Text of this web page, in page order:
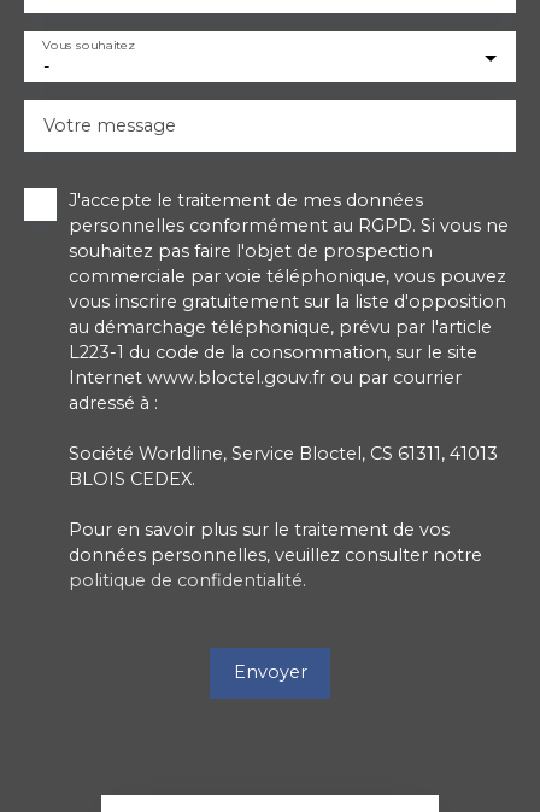
-
Vous souhaitez
Votre message
J'accepte le traitement de mes données
personnelles conformément au RGPD. Si vous ne
souhaitez pas faire l'objet de prospection
commerciale par voie téléphonique, vous pouvez
vous inscrire gratuitement sur la liste d'opposition
au démarchage téléphonique, prévu par l'article
L223-1 du code de la consommation, sur le site
Internet www.bloctel.gouv.fr ou par courrier
adressé à :
Société Worldline, Service Bloctel, CS 61311, 41013
BLOIS CEDEX.
Pour en savoir plus sur le traitement de vos
données personnelles, veuillez consulter notre
politique de confidentialité.
Envoyer